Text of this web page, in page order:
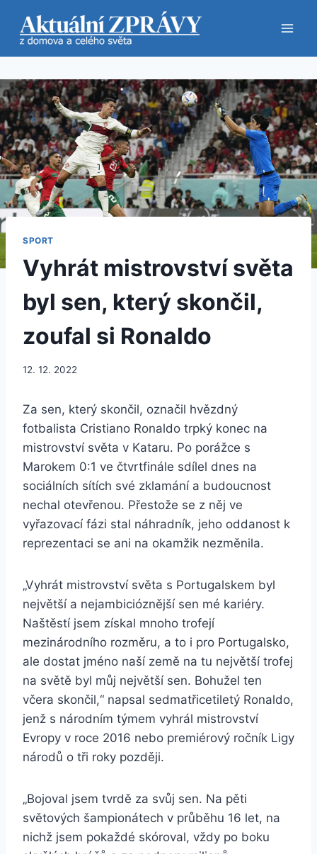
obsah
SPORT
Vyhrát mistrovství světa
byl sen, který skončil,
zoufal si Ronaldo
12. 12. 2022
Za sen, který skončil, označil hvězdný
fotbalista Cristiano Ronaldo trpký konec na
mistrovství světa v Kataru. Po porážce s
Marokem 0:1 ve čtvrtfinále sdílel dnes na
sociálních sítích své zklamání a budoucnost
nechal otevřenou. Přestože se z něj ve
vyřazovací fázi stal náhradník, jeho oddanost k
reprezentaci se ani na okamžik nezměnila.
„Vyhrát mistrovství světa s Portugalskem byl
největší a nejambicióznější sen mé kariéry.
Naštěstí jsem získal mnoho trofejí
mezinárodního rozměru, a to i pro Portugalsko,
ale dostat jméno naší země na tu největší trofej
na světě byl můj největší sen. Bohužel ten
včera skončil,“ napsal sedmatřicetiletý Ronaldo,
jenž s národním týmem vyhrál mistrovství
Evropy v roce 2016 nebo premiérový ročník Ligy
národů o tři roky později.
„Bojoval jsem tvrdě za svůj sen. Na pěti
světových šampionátech v průběhu 16 let, na
nichž jsem pokaždé skóroval, vždy po boku